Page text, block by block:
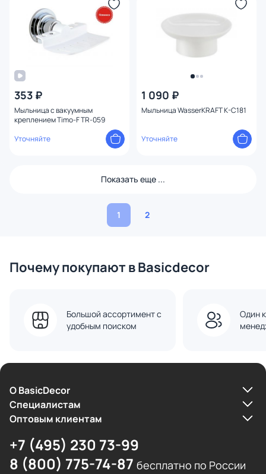
353 ₽
Мыльница с вакуумным
креплением Timo-F TR-059
Уточняйте
1 090 ₽
Мыльница WasserKRAFT K-C181
Уточняйте
Показать еще ...
1 2
Почему покупают в Basicdecor
Большой ассортимент с
удобным поиском
Один
О BasicDecor
Cпециалистам
Оптовым клиентам
+7 (495) 230 73-99
8 (800) 775-74-87 бесплатно по России